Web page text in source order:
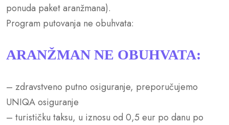
ponuda paket aranžmana).
Program putovanja ne obuhvata:
ARANŽMAN NE OBUHVATA:
– zdravstveno putno osiguranje, preporučujemo
UNIQA osiguranje
– turističku taksu, u iznosu od 0,5 eur po danu po